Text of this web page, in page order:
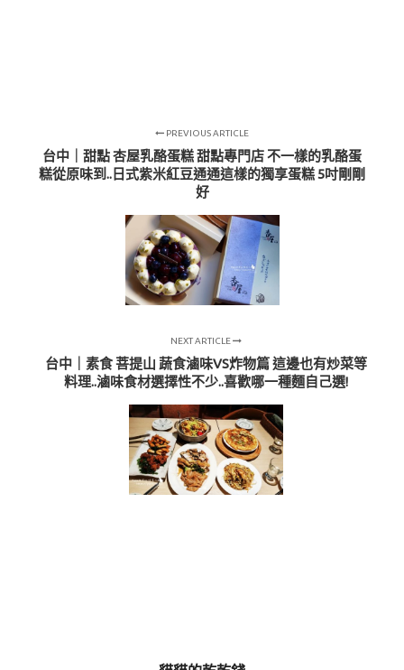
PREVIOUS ARTICLE
台中｜甜點 杏屋乳酪蛋糕 甜點專門店 不一樣的乳酪蛋
糕從原味到..日式紫米紅豆通通這樣的獨享蛋糕 5吋剛剛
好
NEXT ARTICLE
台中｜素食 菩提山 蔬食滷味VS炸物篇 這邊也有炒菜等
料理..滷味食材選擇性不少..喜歡哪一種麵自己選!